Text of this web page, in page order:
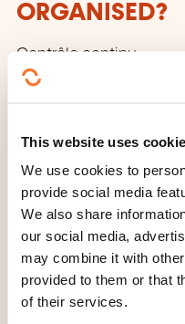
This website uses
We use cookies to
provide social media
We also share
our social media,
may combine it with
provided to them or that
of their services.
ORGANISED?
Contrôle continu
THE END OF
COURSE?
Attestation de fin de
des acquis
WHAT
PROVIDED?